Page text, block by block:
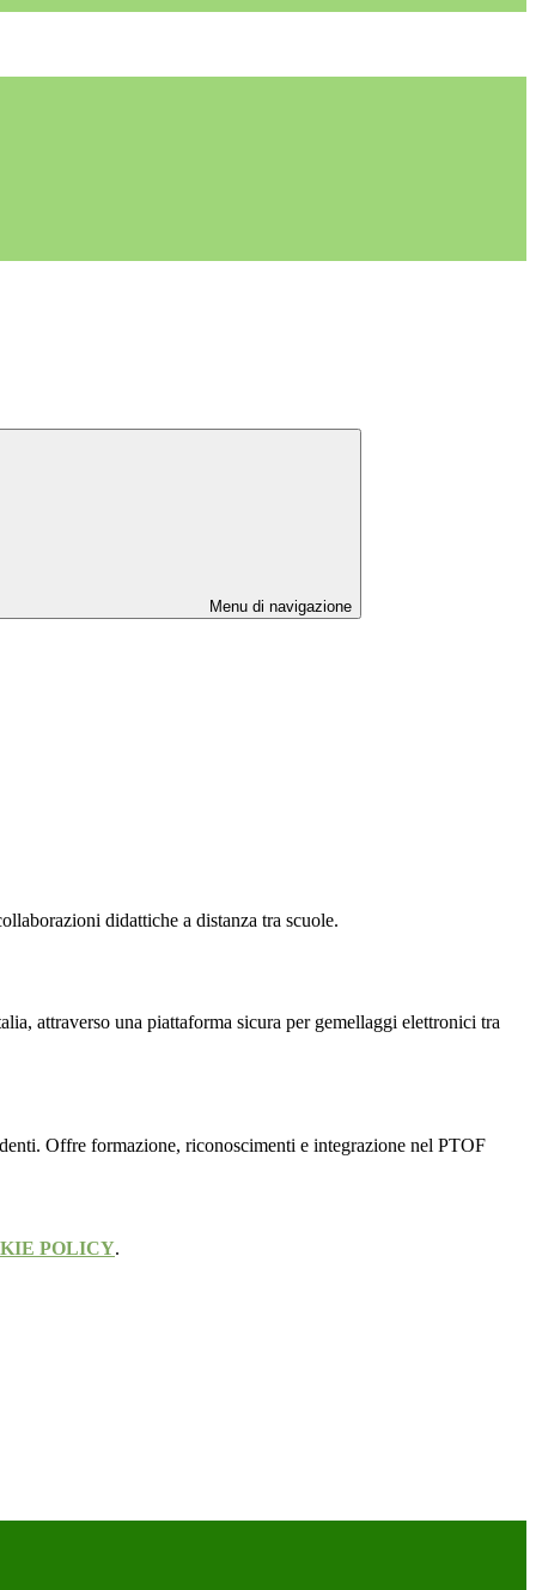
Menu di navigazione
didattiche a distanza tra scuole.
attraverso una piattaforma sicura per gemellaggi elettronici tra
Offre formazione, riconoscimenti e integrazione nel PTOF
POLICY.